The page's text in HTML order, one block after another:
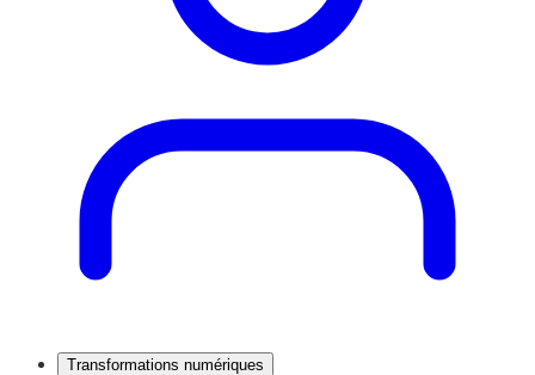
Transformations numériques